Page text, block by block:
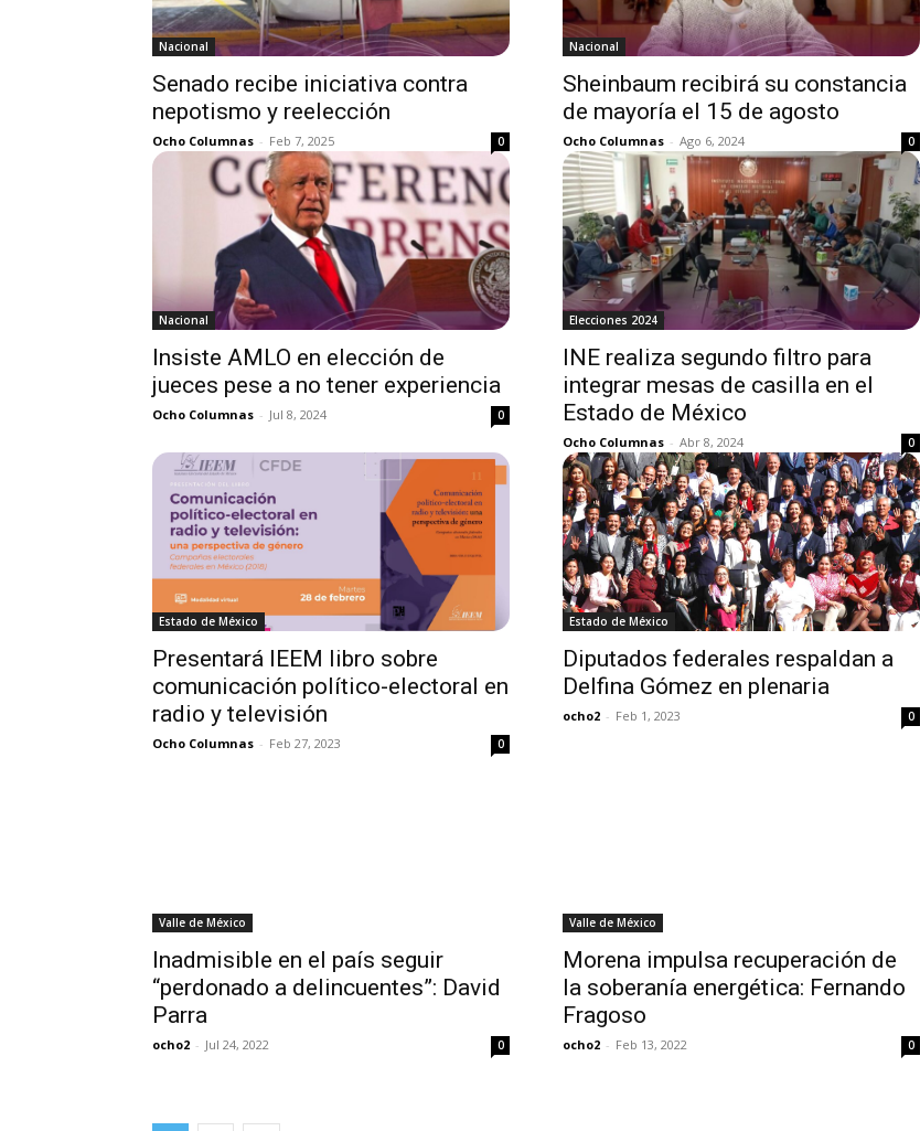
Nacional
Senado recibe iniciativa contra
nepotismo y reelección
Ocho Columnas - Feb 7, 2025 0
Nacional
Sheinbaum recibirá su constancia
de mayoría el 15 de agosto
Ocho Columnas - Ago 6, 2024 0
Nacional
Insiste AMLO en elección de
jueces pese a no tener experiencia
Ocho Columnas - Jul 8, 2024 0
Elecciones 2024
INE realiza segundo filtro para
integrar mesas de casilla en el
Estado de México
Ocho Columnas - Abr 8, 2024 0
Estado de México
Presentará IEEM libro sobre
comunicación político-electoral en
radio y televisión
Ocho Columnas - Feb 27, 2023 0
Estado de México
Diputados federales respaldan a
Delfina Gómez en plenaria
ocho2 - Feb 1, 2023 0
Valle de México
Inadmisible en el país seguir
“perdonado a delincuentes”: David
Parra
ocho2 - Jul 24, 2022 0
Valle de México
Morena impulsa recuperación de
la soberanía energética: Fernando
Fragoso
ocho2 - Feb 13, 2022 0